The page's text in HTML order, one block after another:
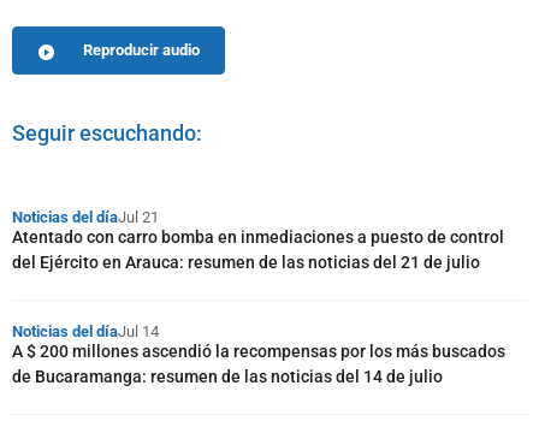
Reproducir audio
Seguir escuchando:
Noticias del díaJul 21
Atentado con carro bomba en inmediaciones a puesto de control
del Ejército en Arauca: resumen de las noticias del 21 de julio
Noticias del díaJul 14
A $ 200 millones ascendió la recompensas por los más buscados
de Bucaramanga: resumen de las noticias del 14 de julio